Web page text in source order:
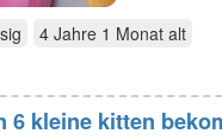
4 Jahre 1 Monat alt
6 kleine kitten